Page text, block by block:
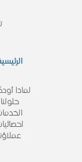
لماذا
حلولنا